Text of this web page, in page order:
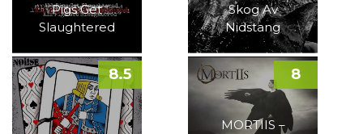
Pigs Get
Slaughtered
Skog Av
Nidstang
8.5
MORTIIS –
8